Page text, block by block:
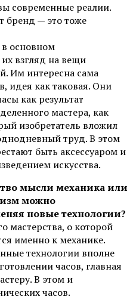
современные реалии.
— это тоже
основном
взгляд на вещи
Им интересна сама
идея как таковая. Они
как результат
мастера, как
изобретатель вложил
труд. В этом
быть аксессуаром и
искусства.
мысли механика или
можно
новые технологии?
мастерства, о которой
именно к механике.
технологии вполне
часов, главная
В этом и
часов.